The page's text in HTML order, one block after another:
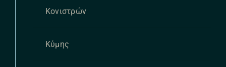
Κονιστρών
Κύμης